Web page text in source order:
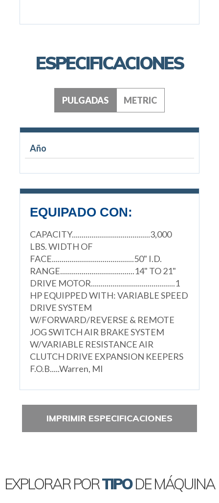
ESPECIFICACIONES
PULGADAS METRIC
Año
EQUIPADO CON:
CAPACITY........................................3,000
LBS. WIDTH OF
FACE..........................................50" I.D.
RANGE......................................14" TO 21"
DRIVE MOTOR...........................................1
HP EQUIPPED WITH: VARIABLE SPEED
DRIVE SYSTEM
W/FORWARD/REVERSE & REMOTE
JOG SWITCH AIR BRAKE SYSTEM
W/VARIABLE RESISTANCE AIR
CLUTCH DRIVE EXPANSION KEEPERS
F.O.B.....Warren, MI
IMPRIMIR ESPECIFICACIONES
EXPLORAR PORTIPODE MÁQUINA